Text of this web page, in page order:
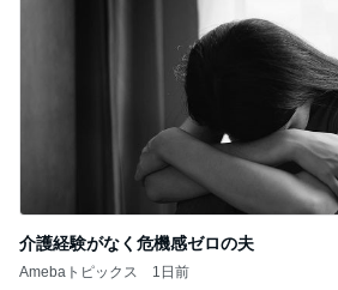
介護経験がなく危機感ゼロの夫
記事を読む
母の仕事だと言われ責めら
Amebaトピックス 1日前